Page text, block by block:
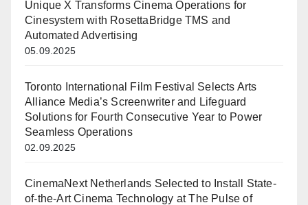
Unique X Transforms Cinema Operations for
Cinesystem with RosettaBridge TMS and
Automated Advertising
05.09.2025
Toronto International Film Festival Selects Arts
Alliance Media’s Screenwriter and Lifeguard
Solutions for Fourth Consecutive Year to Power
Seamless Operations
02.09.2025
CinemaNext Netherlands Selected to Install State-
of-the-Art Cinema Technology at The Pulse of